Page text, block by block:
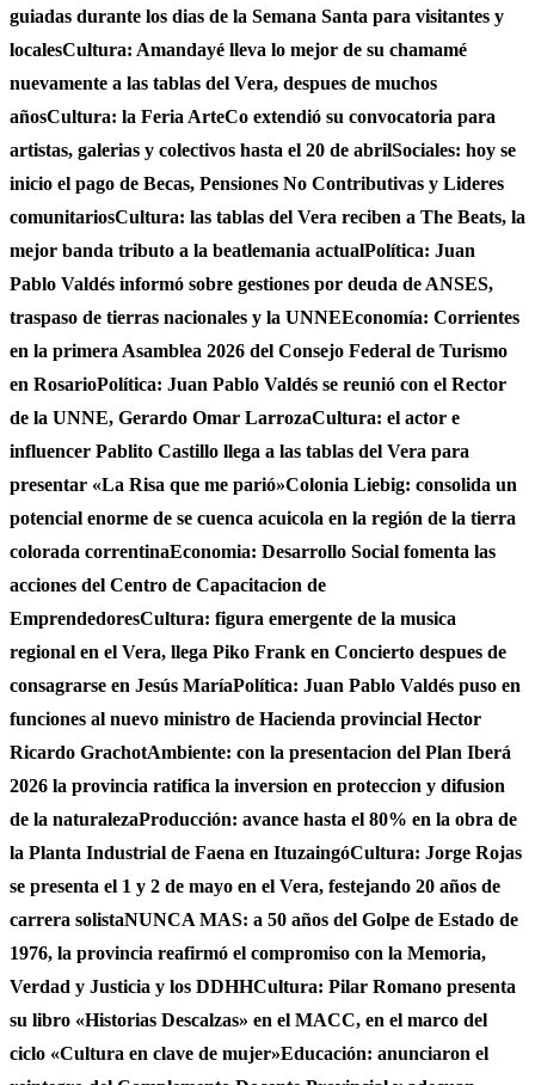
guiadas durante los dias de la Semana Santa para visitantes y
localesCultura: Amandayé lleva lo mejor de su chamamé
nuevamente a las tablas del Vera, despues de muchos
añosCultura: la Feria ArteCo extendió su convocatoria para
artistas, galerias y colectivos hasta el 20 de abrilSociales: hoy se
inicio el pago de Becas, Pensiones No Contributivas y Lideres
comunitariosCultura: las tablas del Vera reciben a The Beats, la
mejor banda tributo a la beatlemania actualPolítica: Juan
Pablo Valdés informó sobre gestiones por deuda de ANSES,
traspaso de tierras nacionales y la UNNEEconomía: Corrientes
en la primera Asamblea 2026 del Consejo Federal de Turismo
en RosarioPolítica: Juan Pablo Valdés se reunió con el Rector
de la UNNE, Gerardo Omar LarrozaCultura: el actor e
influencer Pablito Castillo llega a las tablas del Vera para
presentar «La Risa que me parió»Colonia Liebig: consolida un
potencial enorme de se cuenca acuicola en la región de la tierra
colorada correntinaEconomia: Desarrollo Social fomenta las
acciones del Centro de Capacitacion de
EmprendedoresCultura: figura emergente de la musica
regional en el Vera, llega Piko Frank en Concierto despues de
consagrarse en Jesús MaríaPolítica: Juan Pablo Valdés puso en
funciones al nuevo ministro de Hacienda provincial Hector
Ricardo GrachotAmbiente: con la presentacion del Plan Iberá
2026 la provincia ratifica la inversion en proteccion y difusion
de la naturalezaProducción: avance hasta el 80% en la obra de
la Planta Industrial de Faena en ItuzaingóCultura: Jorge Rojas
se presenta el 1 y 2 de mayo en el Vera, festejando 20 años de
carrera solistaNUNCA MAS: a 50 años del Golpe de Estado de
1976, la provincia reafirmó el compromiso con la Memoria,
Verdad y Justicia y los DDHHCultura: Pilar Romano presenta
su libro «Historias Descalzas» en el MACC, en el marco del
ciclo «Cultura en clave de mujer»Educación: anunciaron el